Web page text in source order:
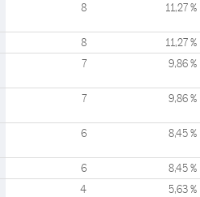
8 11,27 %
8 11,27 %
7 9,86 %
7 9,86 %
6 8,45 %
6 8,45 %
4 5,63 %